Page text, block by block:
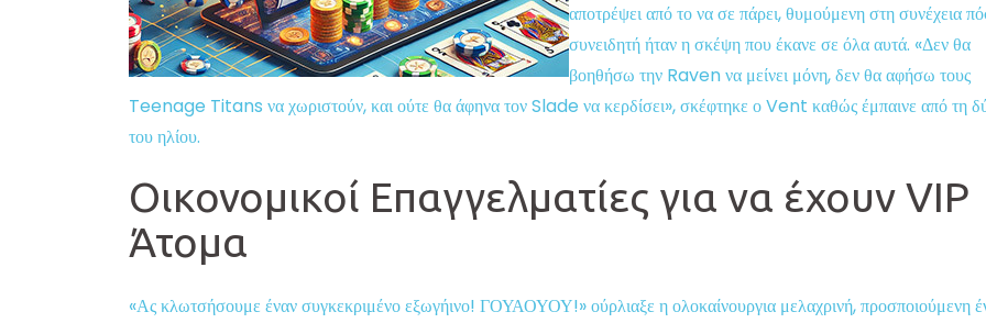
αποτρέψει από το να σε πάρει, θυμούμενη στη συνέχεια
συνειδητή ήταν η σκέψη που έκανε σε όλα αυτά. «Δεν θα
βοηθήσω την Raven να μείνει μόνη, δεν θα αφήσω τους
Teenage Titans να χωριστούν, και ούτε θα άφηνα τον Slade να κερδίσει», σκέφτηκε ο Vent καθώς έμπαινε από τη
του ηλίου.
Οικονομικοί Επαγγελματίες για να έχουν VIP
Άτομα
«Ας κλωτσήσουμε έναν συγκεκριμένο εξωγήινο! ΓΟΥΑΟΥΟΥ!» ούρλιαξε η ολοκαίνουργια μελαχρινή, προσποιούμενη